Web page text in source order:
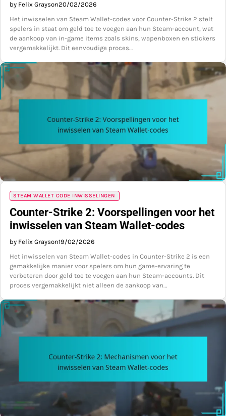
by Felix Grayson20/02/2026
Het inwisselen van Steam Wallet-codes voor Counter-Strike 2 stelt
spelers in staat om geld toe te voegen aan hun Steam-account, wat
de aankoop van in-game items zoals skins, wapenboxen en stickers
vergemakkelijkt. Dit eenvoudige proces…
STEAM WALLET CODE INWISSELINGEN
Counter-Strike 2: Voorspellingen voor het
inwisselen van Steam Wallet-codes
by Felix Grayson19/02/2026
Het inwisselen van Steam Wallet-codes in Counter-Strike 2 is een
gemakkelijke manier voor spelers om hun game-ervaring te
verbeteren door geld toe te voegen aan hun Steam-accounts. Dit
proces vergemakkelijkt niet alleen de aankoop van…